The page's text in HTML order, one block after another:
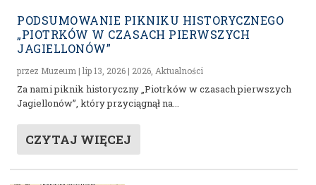
PODSUMOWANIE PIKNIKU HISTORYCZNEGO
„PIOTRKÓW W CZASACH PIERWSZYCH
JAGIELLONÓW”
przez Muzeum |lip 13, 2026 | 2026 Aktualności
Za nami piknik historyczny „Piotrków w czasach pierwszych
Jagiellonów”, który przyciągnął na...
CZYTAJ WIĘCEJ